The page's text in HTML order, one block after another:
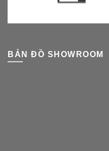
BẢN ĐỒ SHOWROOM